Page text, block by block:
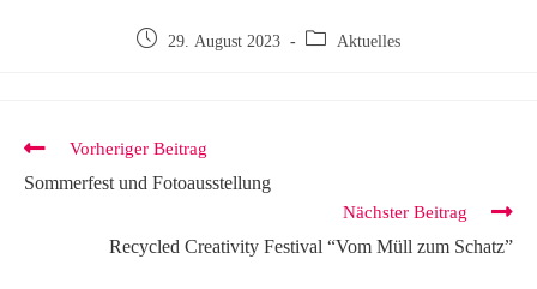
29. August 2023 Aktuelles
Vorheriger Beitrag
Sommerfest und Fotoausstellung
Nächster Beitrag
Recycled Creativity Festival “Vom Müll zum Schatz”